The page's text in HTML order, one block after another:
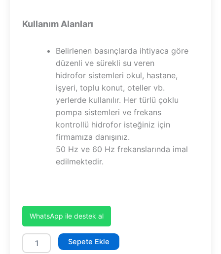
Kullanım Alanları
Belirlenen basınçlarda ihtiyaca göre
düzenli ve sürekli su veren
hidrofor sistemleri okul, hastane,
işyeri, toplu konut, oteller vb.
yerlerde kullanılır. Her türlü çoklu
pompa sistemleri ve frekans
kontrollü hidrofor isteğiniz için
firmamıza danışınız.
50 Hz ve 60 Hz frekanslarında imal
edilmektedir.
WhatsApp ile destek al
SHT65/3A
1x55
Sepete Ekle